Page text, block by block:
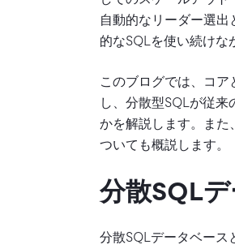
自動的なリーダー選
的なSQLを使い続けな
このブログでは、コ
し、分散型SQLが従
かを解説します。また
ついても概説します。
分散SQL
分散SQLデータベース